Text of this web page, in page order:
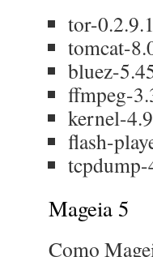
tor-
tomcat-
bluez-
ffmpeg-
kernel-
flash-
Mageia 5
Como